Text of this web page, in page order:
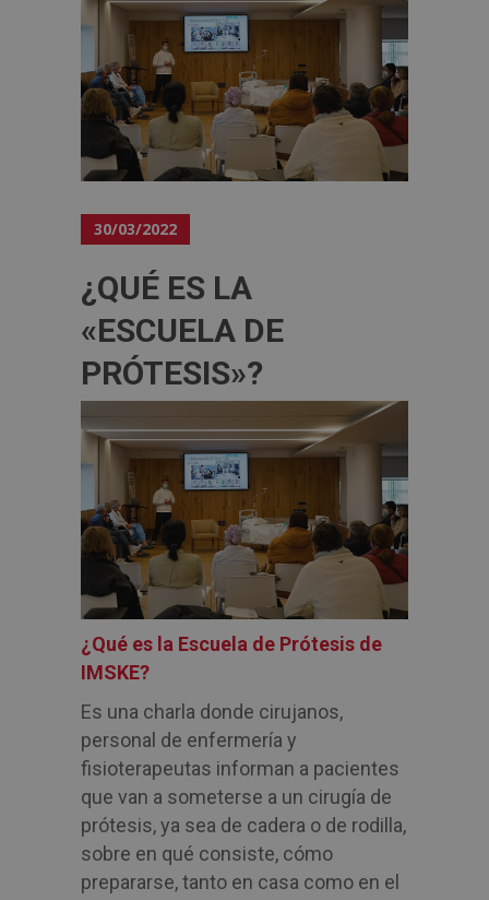
30/03/2022
¿QUÉ ES LA
«ESCUELA DE
PRÓTESIS»?
¿Qué es la Escuela de Prótesis de
IMSKE?
Es una charla donde cirujanos,
personal de enfermería y
fisioterapeutas informan a pacientes
que van a someterse a un cirugía de
prótesis, ya sea de cadera o de rodilla,
sobre en qué consiste, cómo
prepararse, tanto en casa como en el